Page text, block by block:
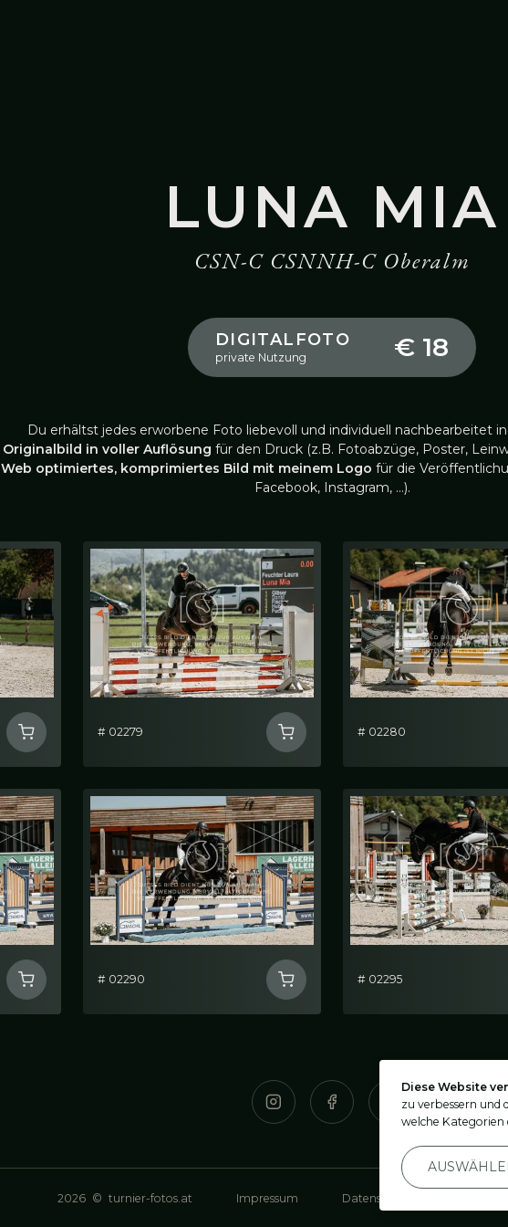
LUNA MIA
CSN-C CSNNH-C Oberalm
DIGITALFOTO
private Nutzung € 18
Du erhältst jedes erworbene Foto liebevoll und individuell nachbearbeitet
Originalbild in voller Auflösung für den Druck (z.B. Fotoabzüge, Poster,
Web optimiertes, komprimiertes Bild mit meinem Logo für die
Facebook, Instagram, …).
# 02279 # 02280
# 02290 # 02295
2026 © turnier-fotos.at Impressum Datenschutz
Diese Website
zu verbessern und
welche Kategorien